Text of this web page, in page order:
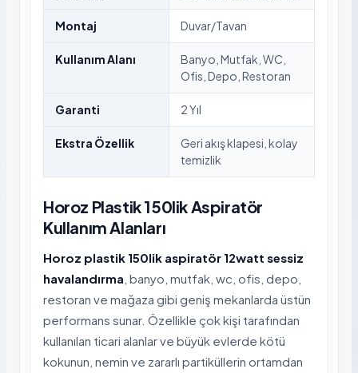
Montaj Duvar/Tavan
Kullanım Alanı
Banyo, Mutfak, WC,
Ofis, Depo, Restoran
Garanti 2 Yıl
Ekstra Özellik
Geri akış klapesi, kolay
temizlik
Horoz Plastik 150lik Aspiratör
Kullanım Alanları
Horoz plastik 150lik aspiratör 12watt sessiz
havalandırma , banyo, mutfak, wc, ofis, depo,
restoran ve mağaza gibi geniş mekanlarda üstün
performans sunar. Özellikle çok kişi tarafından
kullanılan ticari alanlar ve büyük evlerde kötü
kokunun, nemin ve zararlı partiküllerin ortamdan